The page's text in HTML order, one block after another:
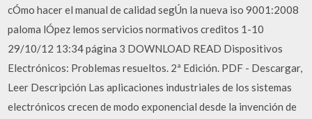
cÓmo hacer el manual de calidad segÚn la nueva iso 9001:2008
paloma lÓpez lemos servicios normativos creditos 1-10
29/10/12 13:34 página 3 DOWNLOAD READ Dispositivos
Electrónicos: Problemas resueltos. 2ª Edición. PDF - Descargar,
Leer Descripción Las aplicaciones industriales de los sistemas
electrónicos crecen de modo exponencial desde la invención de